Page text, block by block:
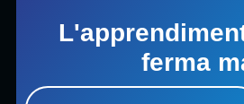
ferma